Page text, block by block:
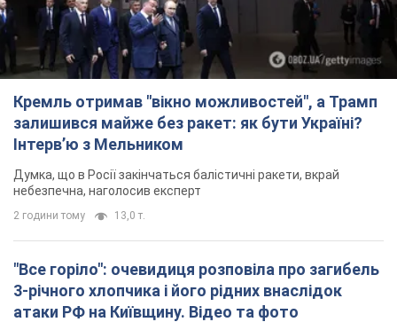
Кремль отримав "вікно можливостей", а Трамп
залишився майже без ракет: як бути Україні?
Інтерв’ю з Мельником
Думка, що в Росії закінчаться балістичні ракети, вкрай
небезпечна, наголосив експерт
2 години тому 13,0 т.
"Все горіло": очевидиця розповіла про загибель
3-річного хлопчика і його рідних внаслідок
атаки РФ на Київщину. Відео та фото